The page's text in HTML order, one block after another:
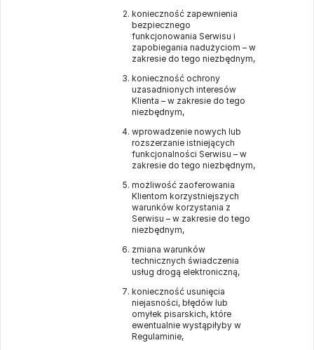
konieczność zapewnienia
bezpiecznego
funkcjonowania Serwisu i
zapobiegania nadużyciom – w
zakresie do tego niezbędnym,
konieczność ochrony
uzasadnionych interesów
Klienta – w zakresie do tego
niezbędnym,
wprowadzenie nowych lub
rozszerzanie istniejących
funkcjonalności Serwisu – w
zakresie do tego niezbędnym,
możliwość zaoferowania
Klientom korzystniejszych
warunków korzystania z
Serwisu – w zakresie do tego
niezbędnym,
zmiana warunków
technicznych świadczenia
usług drogą elektroniczną,
konieczność usunięcia
niejasności, błędów lub
omyłek pisarskich, które
ewentualnie wystąpiłyby w
Regulaminie,